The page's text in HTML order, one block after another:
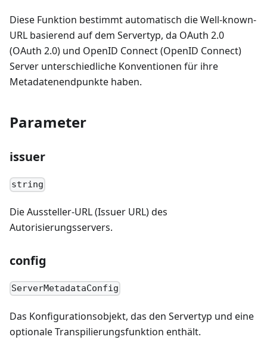
Diese Funktion bestimmt automatisch die Well-known-
URL basierend auf dem Servertyp, da OAuth 2.0
(OAuth 2.0) und OpenID Connect (OpenID Connect)
Server unterschiedliche Konventionen für ihre
Metadatenendpunkte haben.
Parameter
issuer
string
Die Aussteller-URL (Issuer URL) des
Autorisierungsservers.
config
ServerMetadataConfig
Das Konfigurationsobjekt, das den Servertyp und eine
optionale Transpilierungsfunktion enthält.